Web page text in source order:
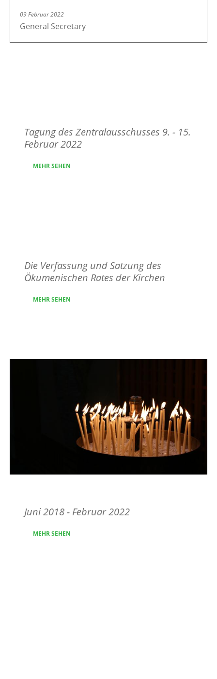
09 Februar 2022
General Secretary
Tagung des Zentralausschusses 9. - 15.
Februar 2022
MEHR SEHEN
Die Verfassung und Satzung des
Ökumenischen Rates der Kirchen
MEHR SEHEN
Juni 2018 - Februar 2022
MEHR SEHEN